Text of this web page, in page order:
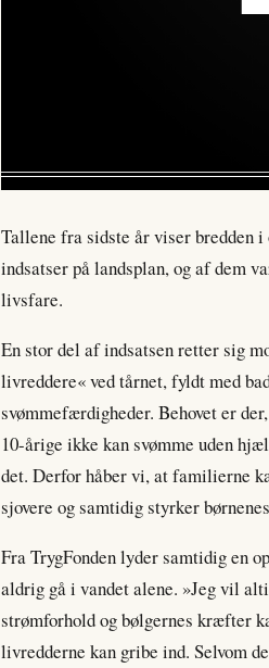
Tallene fra sidste år viser bredden i
indsatser på landsplan, og af dem
livsfare.
En stor del af indsatsen retter sig
livreddere« ved tårnet, fyldt med
svømmefærdigheder. Behovet er
10-årige ikke kan svømme uden
det. Derfor håber vi, at familierne
sjovere og samtidig styrker
Fra TrygFonden lyder samtidig en
aldrig gå i vandet alene. »Jeg vil
strømforhold og bølgernes kræfter
livredderne kan gribe ind. Selvom